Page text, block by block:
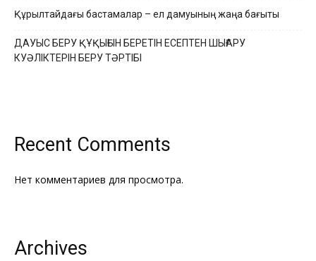
Құрылтайдағы бастамалар – ел дамуының жаңа бағыты
ДАУЫС БЕРУ ҚҰҚЫҒЫН БЕРЕТІН ЕСЕПТЕН ШЫҒАРУ
КУӘЛІКТЕРІН БЕРУ ТӘРТІБІ
Recent Comments
Нет комментариев для просмотра.
Archives